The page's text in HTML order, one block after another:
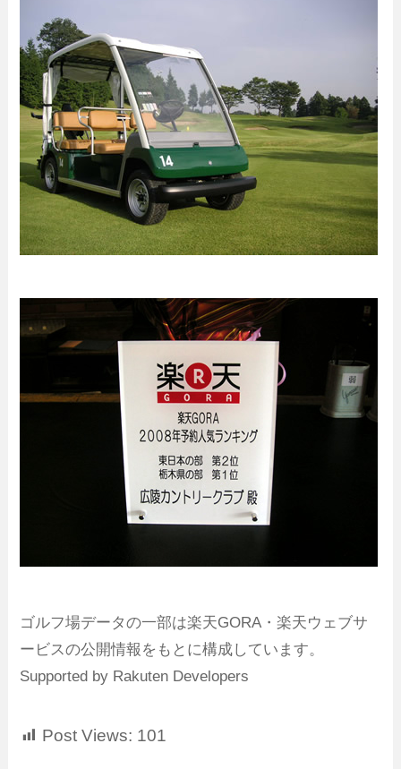
ゴルフ場データの一部は楽天GORA・楽天ウェブサ
ービスの公開情報をもとに構成しています。
Supported by Rakuten Developers
Post Views: 101